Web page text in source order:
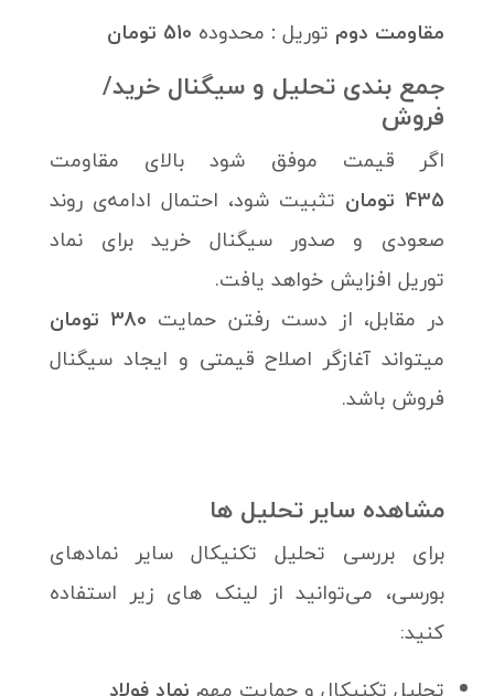
مقاومت دوم توریل : محدوده 510 تومان
جمع بندی تحلیل و سیگنال خرید/
فروش
اگر قیمت موفق شود بالای مقاومت
435 تومان
تثبیت شود، احتمال ادامه‌ی روند
صعودی و صدور سیگنال خرید برای نماد
توریل افزایش خواهد یافت.
در مقابل، از دست رفتن حمایت 380 تومان
میتواند آغازگر اصلاح قیمتی و ایجاد سیگنال
فروش باشد.
مشاهده سایر تحلیل ها
برای بررسی تحلیل تکنیکال سایر نمادهای
بورسی، می‌توانید از لینک های زیر استفاده
کنید: